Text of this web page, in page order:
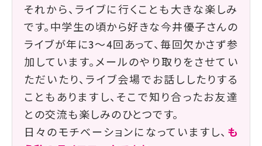
それから、ライブに行くことも大きな楽しみ
です。中学生の頃から好きな今井優子さんの
ライブが年に3〜4回あって、毎回欠かさず参
加しています。メールのやり取りをさせてい
ただいたり、ライブ会場でお話ししたりする
こともありますし、そこで知り合ったお友達
との交流も楽しみのひとつです。
日々のモチベーションになっていますし、 も